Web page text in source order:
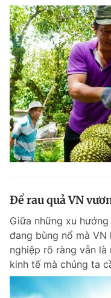
Để rau quả VN
Giữa những xu
đang bùng nổ mà
nghiệp rõ ràng vẫn
kinh tế mà chúng ta